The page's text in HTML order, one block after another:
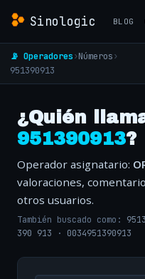
Sinologic BLOG
📡 Operadores›Números›
951390913
¿Quién
951390913?
Operador asignatario:
valoraciones,
otros usuarios.
También buscado como:
390 913 · 0034951390913